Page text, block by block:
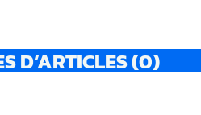
D’ARTICLES (0)